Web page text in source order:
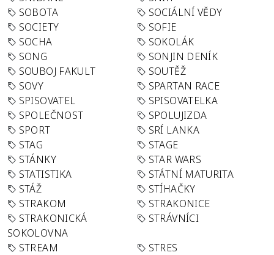
SOBOTA
SOCIÁLNÍ VĚDY
SOCIETY
SOFIE
SOCHA
SOKOLÁK
SONG
SONJIN DENÍK
SOUBOJ FAKULT
SOUTĚŽ
SOVY
SPARTAN RACE
SPISOVATEL
SPISOVATELKA
SPOLEČNOST
SPOLUJIZDA
SPORT
SRÍ LANKA
STAG
STAGE
STÁNKY
STAR WARS
STATISTIKA
STÁTNÍ MATURITA
STÁŽ
STÍHAČKY
STRAKOM
STRAKONICE
STRAKONICKÁ
SOKOLOVNA
STRÁVNÍCI
STREAM
STRES